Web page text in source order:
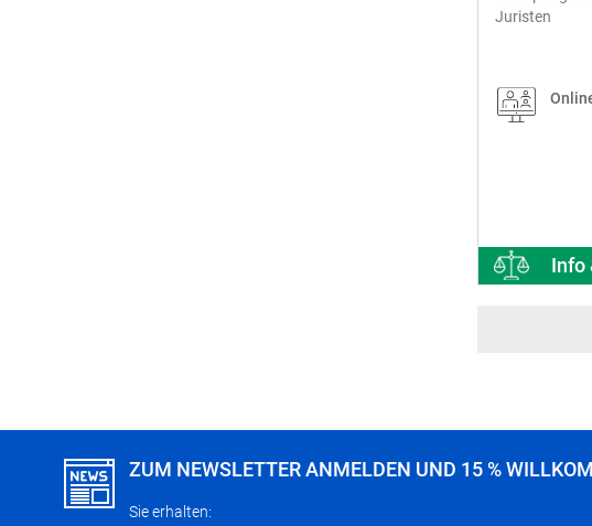
Juristen
Info
ZUM NEWSLETTER ANMELDEN UND 15 %
Sie erhalten: